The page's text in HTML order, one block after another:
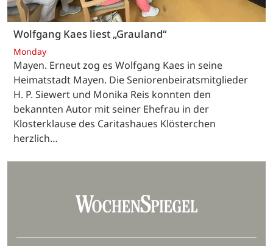
Wolfgang Kaes liest „Grauland“
Monday
Mayen. Erneut zog es Wolfgang Kaes in seine
Heimatstadt Mayen. Die Seniorenbeiratsmitglieder
H. P. Siewert und Monika Reis konnten den
bekannten Autor mit seiner Ehefrau in der
Klosterklause des Caritashaues Klösterchen
herzlich…